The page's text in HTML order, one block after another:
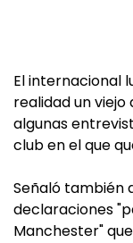
El internacional
realidad un viejo
algunas
club en el que
Señaló también
declaraciones
Manchester"